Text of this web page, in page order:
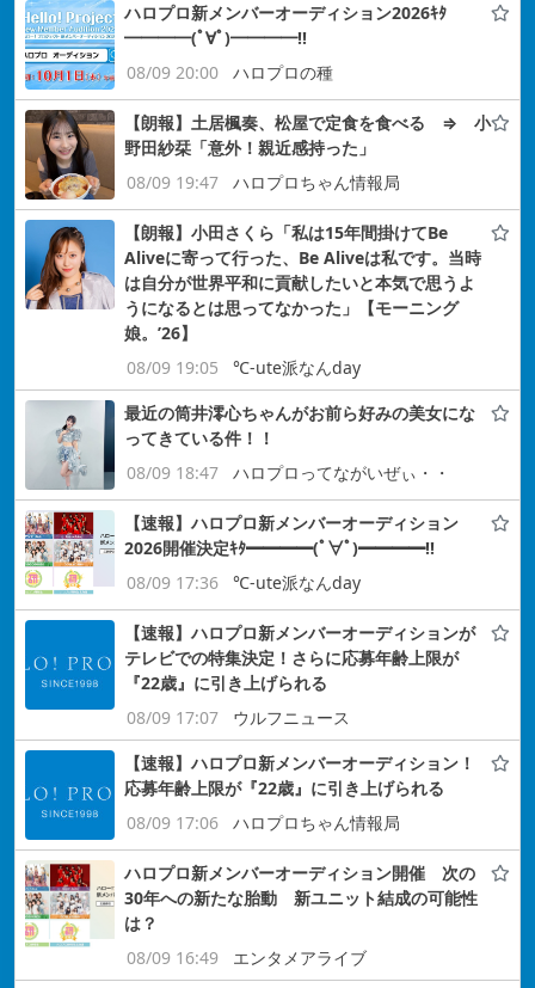
ハロプロ新メンバーオーディション2026ｷﾀ
━━━━(ﾟ∀ﾟ)━━━━!!
08/09 20:00
ハロプロの種
【朗報】土居楓奏、松屋で定食を食べる ⇒ 小
野田紗栞「意外！親近感持った」
08/09 19:47
ハロプロちゃん情報局
【朗報】小田さくら「私は15年間掛けてBe
Aliveに寄って行った、Be Aliveは私です。当時
は自分が世界平和に貢献したいと本気で思うよ
うになるとは思ってなかった」【モーニング
娘。’26】
08/09 19:05
℃-ute派なんday
最近の筒井澪心ちゃんがお前ら好みの美女にな
ってきている件！！
08/09 18:47
ハロプロってながいぜぃ・・
【速報】ハロプロ新メンバーオーディション
2026開催決定ｷﾀ━━━━(ﾟ∀ﾟ)━━━━!!
08/09 17:36
℃-ute派なんday
【速報】ハロプロ新メンバーオーディションが
テレビでの特集決定！さらに応募年齢上限が
『22歳』に引き上げられる
08/09 17:07
ウルフニュース
【速報】ハロプロ新メンバーオーディション！
応募年齢上限が『22歳』に引き上げられる
08/09 17:06
ハロプロちゃん情報局
ハロプロ新メンバーオーディション開催 次の
30年への新たな胎動 新ユニット結成の可能性
は？
08/09 16:49
エンタメアライブ